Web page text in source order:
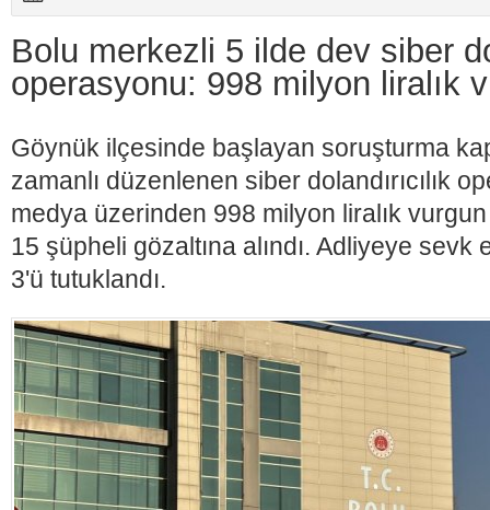
Bolu merkezli 5 ilde dev siber
operasyonu: 998 milyon liralık
Göynük ilçesinde başlayan soruşturma
zamanlı düzenlenen siber dolandırıcılık
medya üzerinden 998 milyon liralık vurgun
15 şüpheli gözaltına alındı. Adliyeye
3'ü tutuklandı.